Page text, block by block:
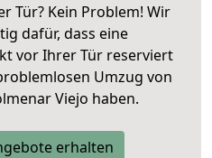
Tür? Kein Problem! Wir
dafür, dass eine
vor Ihrer Tür reserviert
Umzug von
Viejo haben.
erhalten